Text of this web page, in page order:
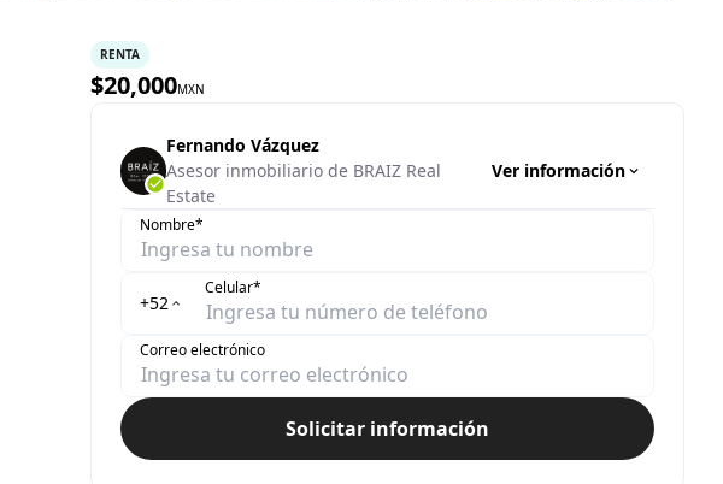
RENTA
$20,000MXN
Fernando Vázquez
Asesor inmobiliario de BRAIZ Real
Estate
Ver información
Nombre*
+52
Celular*
Correo electrónico
Solicitar información